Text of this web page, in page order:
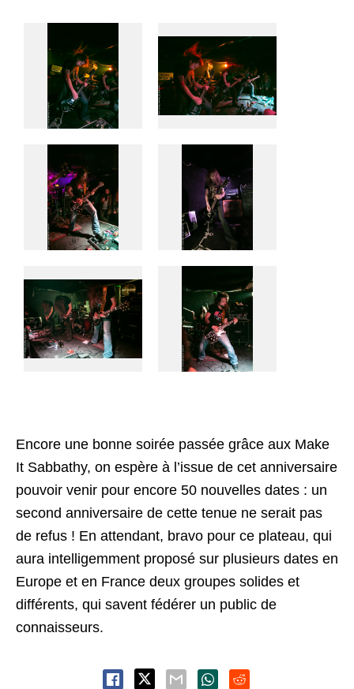
Encore une bonne soirée passée grâce aux Make
It Sabbathy, on espère à l’issue de cet anniversaire
pouvoir venir pour encore 50 nouvelles dates : un
second anniversaire de cette tenue ne serait pas
de refus ! En attendant, bravo pour ce plateau, qui
aura intelligemment proposé sur plusieurs dates en
Europe et en France deux groupes solides et
différents, qui savent fédérer un public de
connaisseurs.